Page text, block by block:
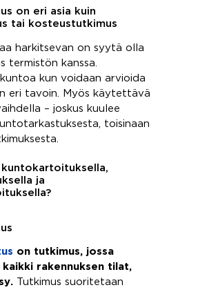
on eri asia kuin
tai kosteustutkimus
harkitsevan on syytä olla
termistön kanssa.
kun voidaan arvioida
eri tavoin. Myös käytettävä
– joskus kuulee
toisinaan
kuntokartoituksella,
ja
on tutkimus, jossa
rakennuksen tilat,
Tutkimus suoritetaan